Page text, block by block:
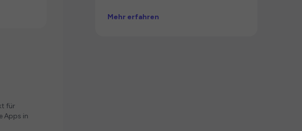
für
Apps in
Mehr erfahren